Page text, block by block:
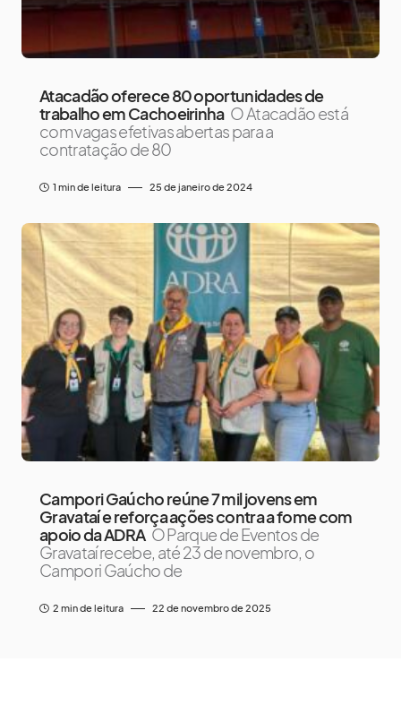
Atacadão oferece 80 oportunidades de
trabalho em Cachoeirinha O Atacadão está
com vagas efetivas abertas para a
contratação de 80
1 min de leitura 25 de janeiro de 2024
Campori Gaúcho reúne 7 mil jovens em
Gravataí e reforça ações contra a fome com
apoio da ADRA O Parque de Eventos de
Gravataí recebe, até 23 de novembro, o
Campori Gaúcho de
2 min de leitura 22 de novembro de 2025